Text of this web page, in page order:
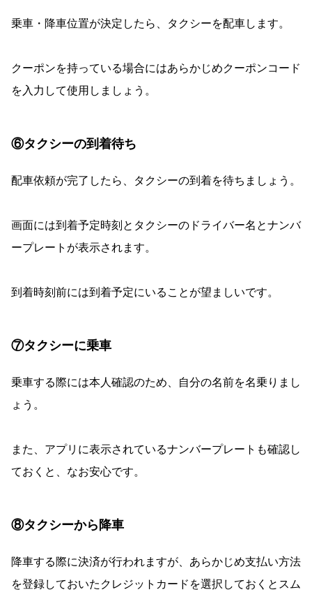
乗車・降車位置が決定したら、タクシーを配車します。
クーポンを持っている場合にはあらかじめクーポンコード
を入力して使用しましょう。
⑥タクシーの到着待ち
配車依頼が完了したら、タクシーの到着を待ちましょう。
画面には到着予定時刻とタクシーのドライバー名とナンバ
ープレートが表示されます。
到着時刻前には到着予定にいることが望ましいです。
⑦タクシーに乗車
乗車する際には本人確認のため、自分の名前を名乗りまし
ょう。
また、アプリに表示されているナンバープレートも確認し
ておくと、なお安心です。
⑧タクシーから降車
降車する際に決済が行われますが、あらかじめ支払い方法
を登録しておいたクレジットカードを選択しておくとスム